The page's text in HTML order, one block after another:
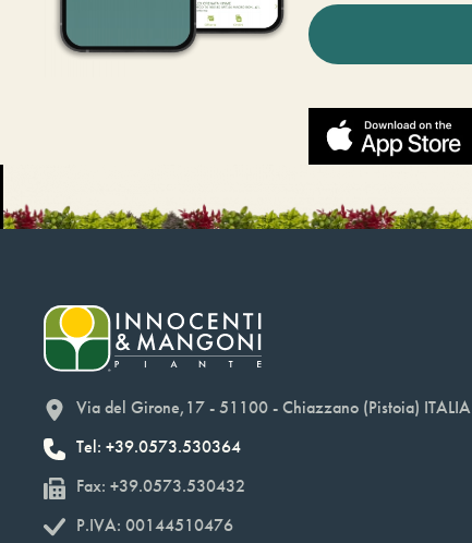
Via del Girone,17 - 51100 - Chiazzano (Pistoia) ITALIA
Tel: +39.0573.530364
Fax: +39.0573.530432
P.IVA: 00144510476